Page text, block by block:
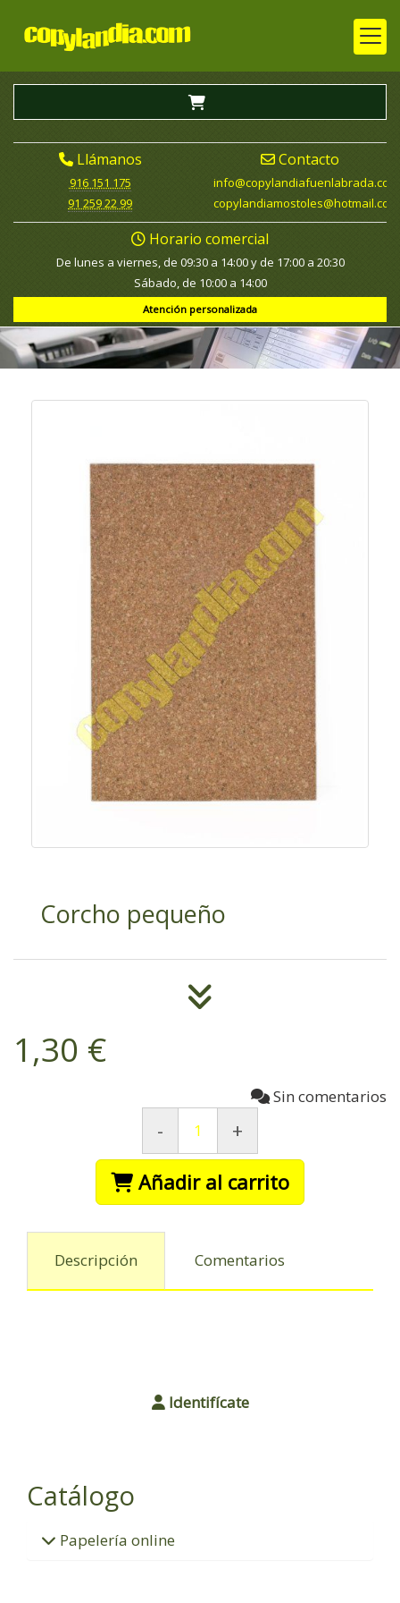
Llámanos
916 151 175
91 259 22 99
Contacto
info
copylandiafuenlabrada.com
copylandiamostoles
hotmail.com
Horario comercial
De lunes a viernes, de 09:30 a 14:00 y de 17:00 a 20:30
Sábado, de 10:00 a 14:00
Atención personalizada
Corcho pequeño
1,30 €
Sin comentarios
-
+
Añadir al carrito
Descripción Comentarios
Identifícate
Catálogo
Papelería online